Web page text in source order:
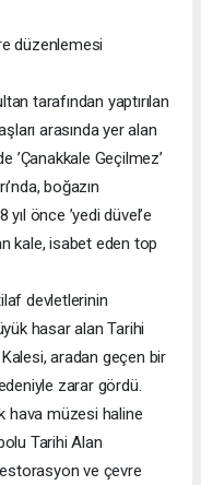
düzenlemesi
tarafından yaptırılan
arasında yer alan
’Çanakkale Geçilmez’
boğazın
önce ’yedi düvel’e
kale, isabet eden top
devletlerinin
hasar alan Tarihi
Kalesi, aradan geçen bir
zarar gördü.
hava müzesi haline
Tarihi Alan
restorasyon ve çevre